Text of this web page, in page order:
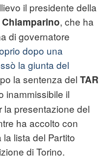
il presidente della
, che ha
di governatore
dopo una
la giunta del
la sentenza del TAR
inammissibile il
la presentazione del
ha accolto con
lista del Partito
di Torino.